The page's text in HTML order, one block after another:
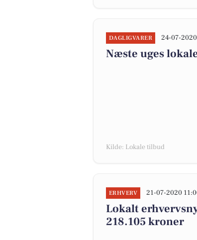
DAGLIGVARER 24-07-
Næste uges
Kilde: Lokale tilbud
ERHVERV 21-07-2020
Lokalt
218.105 kroner